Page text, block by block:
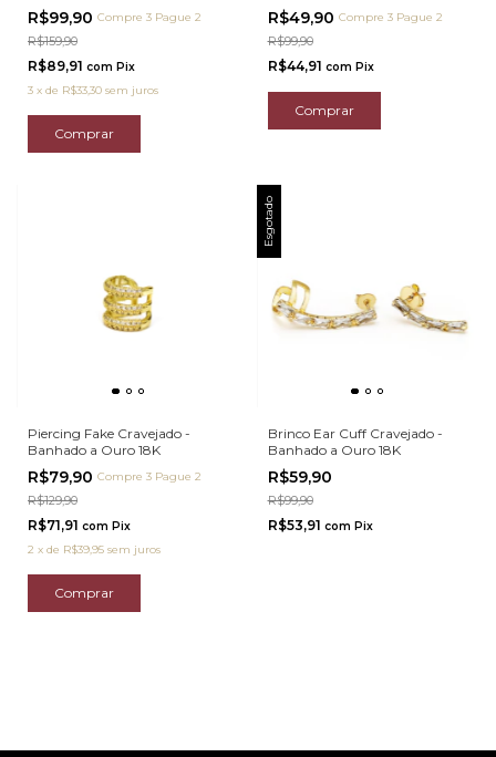
R$99,90 Compre 3 Pague 2
R$159,90
R$89,91 com Pix
3 x de R$33,30 sem juros
R$49,90 Compre 3 Pague 2
R$99,90
R$44,91 com Pix
Piercing Fake Cravejado -
Banhado a Ouro 18K
R$79,90 Compre 3 Pague 2
R$129,90
R$71,91 com Pix
2 x de R$39,95 sem juros
Esgotado
Brinco Ear Cuff Cravejado -
Banhado a Ouro 18K
R$59,90
R$99,90
R$53,91 com Pix